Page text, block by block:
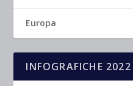
Europa
INFOGRAFICHE 2022